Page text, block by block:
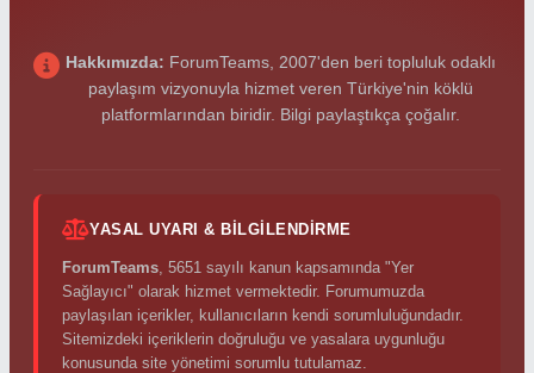
Hakkımızda: ForumTeams, 2007'den beri topluluk odaklı
paylaşım vizyonuyla hizmet veren Türkiye'nin köklü
platformlarından biridir. Bilgi paylaştıkça çoğalır.
YASAL UYARI & BILGILENDIRME
ForumTeams, 5651 sayılı kanun kapsamında "Yer
Sağlayıcı" olarak hizmet vermektedir. Forumumuzda
paylaşılan içerikler, kullanıcıların kendi sorumluluğundadır.
Sitemizdeki içeriklerin doğruluğu ve yasalara uygunluğu
konusunda site yönetimi sorumlu tutulamaz.